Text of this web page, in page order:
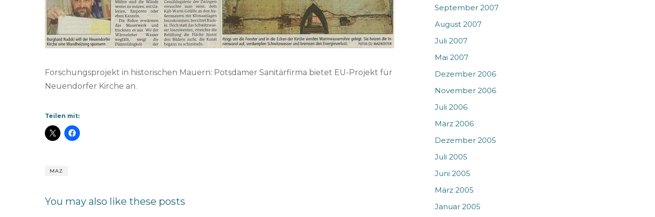
Forschungsprojekt in historischen Mauern: Potsdamer Sanitärfirma bietet EU-Projekt für
Neuendorfer Kirche an.
Teilen mit:
MAZ
You may also like these posts
September 2007
August 2007
Juli 2007
Mai 2007
Dezember 2006
November 2006
Juli 2006
März 2006
Dezember 2005
Juli 2005
Juni 2005
März 2005
Januar 2005